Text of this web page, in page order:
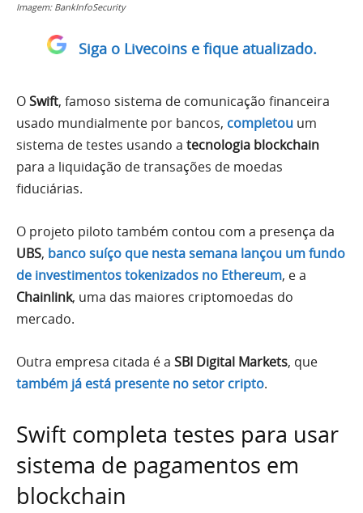
Imagem: BankInfoSecurity
Siga o Livecoins e fique atualizado.
OSwift, famoso sistema de comunicação financeira
usado mundialmente por bancos, completou um
sistema de testes usando a tecnologia blockchain
para a liquidação de transações de moedas
fiduciárias.
O projeto piloto também contou com a presença da
UBS, banco suíço que nesta semana lançou um fundo
de investimentos tokenizados no Ethereum, e a
Chainlink, uma das maiores criptomoedas do
mercado.
Outra empresa citada é a SBI Digital Markets, que
também já está presente no setor cripto.
Swift completa testes para usar
sistema de pagamentos em
blockchain